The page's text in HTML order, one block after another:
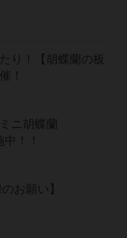
り！【胡蝶蘭の板
！
ニ胡蝶蘭
！！
お願い】